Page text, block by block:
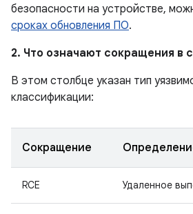
безопасности на устройстве,
сроках обновления ПО.
2. Что означают сокращения в
В этом столбце указан тип
классификации:
Сокращение
RCE Удаленное